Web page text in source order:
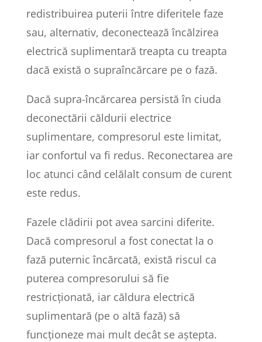
redistribuirea puterii între diferitele faze
sau, alternativ, deconectează încălzirea
electrică suplimentară treapta cu treapta
dacă există o supraîncărcare pe o fază.
Dacă supra-încărcarea persistă în ciuda
deconectării căldurii electrice
suplimentare, compresorul este limitat,
iar confortul va fi redus. Reconectarea are
loc atunci când celălalt consum de curent
este redus.
Fazele clădirii pot avea sarcini diferite.
Dacă compresorul a fost conectat la o
fază puternic încărcată, există riscul ca
puterea compresorului să fie
restricționată, iar căldura electrică
suplimentară (pe o altă fază) să
funcționeze mai mult decât se aștepta.